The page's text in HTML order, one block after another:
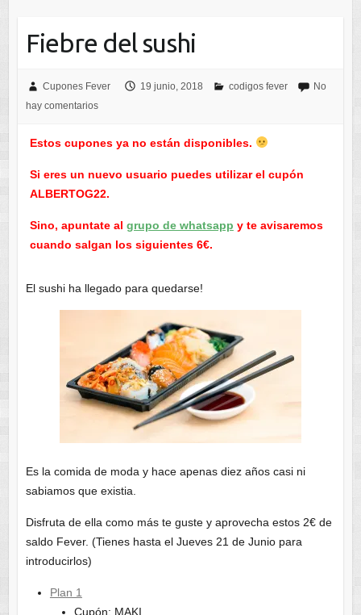
Fiebre del sushi
Cupones Fever 19 junio, 2018 codigos fever
No
hay comentarios
Estos cupones ya no están disponibles.
Si eres un nuevo usuario puedes utilizar el cupón
ALBERTOG22.
Sino, apuntate al grupo de whatsapp y te avisaremos
cuando salgan los siguientes 6€.
El sushi ha llegado para quedarse!
Es la comida de moda y hace apenas diez años casi ni
sabiamos que existia.
Disfruta de ella como más te guste y aprovecha estos 2€ de
saldo Fever. (Tienes hasta el Jueves 21 de Junio para
introducirlos)
Plan 1
Cupón: MAKI